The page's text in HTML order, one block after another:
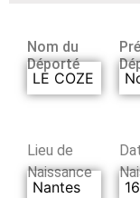
Nom du
Déporté
LE COZE
Lieu de
Naissance
Nantes